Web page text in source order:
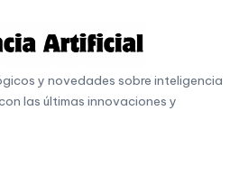
y novedades sobre inteligencia
las últimas innovaciones y